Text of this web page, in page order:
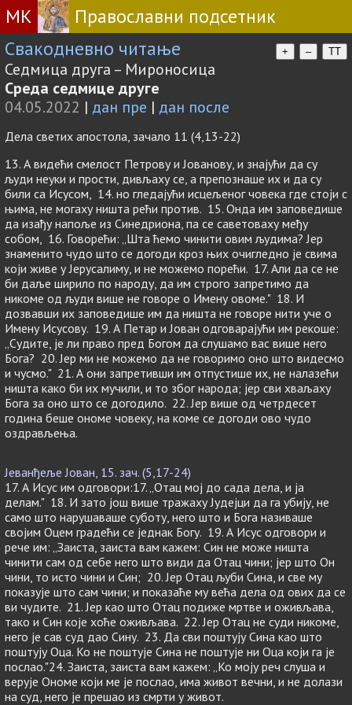
МК
Православни подсетник
Свакодневно читање
+ – TT
Седмица друга – Мироносица
Среда седмице друге
04.05.2022 | дан пре | дан после
Дела светих апостола, зачало 11 (4,13-22)
13. А видећи смелост Петрову и Јованову, и знајући да су
људи неуки и прости, дивљаху се, а препознаше их и да су
били са Исусом, 14. но гледајући исцељеног човека где стоји с
њима, не могаху ништа рећи против. 15. Онда им заповедише
да изађу напоље из Синедриона, па се саветоваху међу
собом, 16. Говорећи: „Шта ћемо чинити овим људима? Јер
знаменито чудо што се догоди кроз њих очигледно је свима
који живе у Јерусалиму, и не можемо порећи. 17. Али да се не
би даље ширило по народу, да им строго запретимо да
никоме од људи више не говоре о Имену овоме." 18. И
дозвавши их заповедише им да ништа не говоре нити уче о
Имену Исусову. 19. А Петар и Јован одговарајући им рекоше:
„Судите, је ли право пред Богом да слушамо вас више него
Бога? 20. Јер ми не можемо да не говоримо оно што видесмо
и чусмо." 21. А они запретивши им отпустише их, не налазећи
ништа како би их мучили, и то због народа; јер сви хваљаху
Бога за оно што се догодило. 22. Јер више од четрдесет
година беше ономе човеку, на коме се догоди ово чудо
оздрављења.
Јеванђеље Јован, 15. зач. (5,17-24)
17. А Исус им одговори:17. „Отац мој до сада дела, и ја
делам." 18. И зато још више тражаху Јудејци да га убију, не
само што нарушаваше суботу, него што и Бога називаше
својим Оцем градећи се једнак Богу. 19. А Исус одговори и
рече им: „Заиста, заиста вам кажем: Син не може ништа
чинити сам од себе него што види да Отац чини; јер што Он
чини, то исто чини и Син; 20. Јер Отац љуби Сина, и све му
показује што сам чини; и показаће му већа дела од ових да се
ви чудите. 21. Јер као што Отац подиже мртве и оживљава,
тако и Син које хоће оживљава. 22. Јер Отац не суди никоме,
него је сав суд дао Сину. 23. Да сви поштују Сина као што
поштују Оца. Ко не поштује Сина не поштује ни Оца који га је
послао."24. Заиста, заиста вам кажем: „Ко моју реч слуша и
верује Ономе који ме је послао, има живот вечни, и не долази
на суд, него је прешао из смрти у живот.